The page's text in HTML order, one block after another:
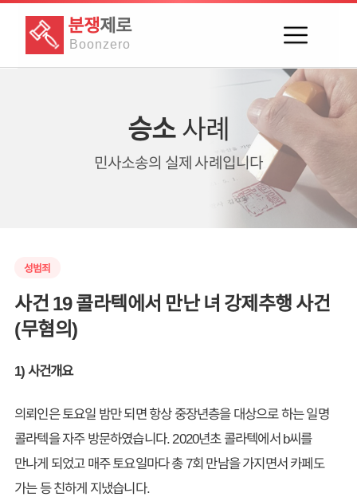
분쟁제로
Boonzero
승소사례
민사소송의 실제 사례입니다
성범죄
사건 19 콜라텍에서 만난 녀 강제추행 사건
(무혐의)
1) 사건개요
의뢰인은 토요일 밤만 되면 항상 중장년층을 대상으로 하는 일명
콜라텍을 자주 방문하였습니다. 2020년초 콜라텍에서 b씨를
만나게 되었고 매주 토요일마다 총 7회 만남을 가지면서 카페도
가는 등 친하게 지냈습니다.